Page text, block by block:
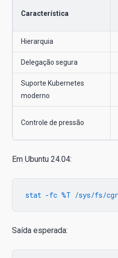
Característica
Hierarquia
Delegação segura
Suporte Kubernetes
moderno
Controle de pressão
Em Ubuntu 24.04:
Saída esperada: